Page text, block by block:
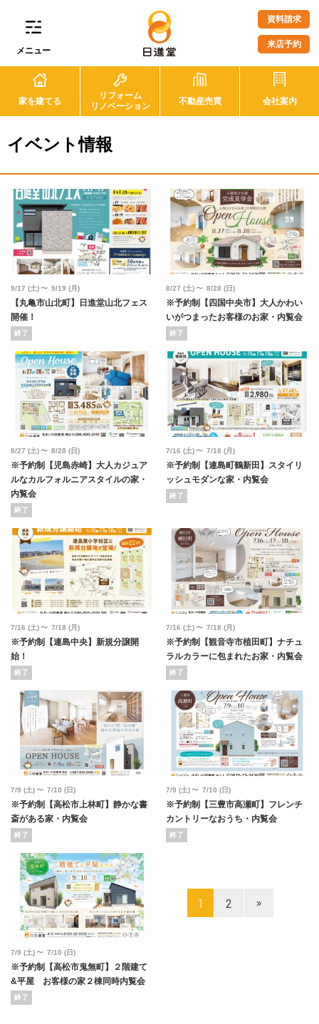
メニュー
資料請求
来店予約
家を建てる
リフォーム
リノベーション
不動産売買 会社案内
イベント情報
9/17 (土) 9/19 (月)
【丸亀市山北町】日進堂山北フェス
開催！
終了
8/27 (土) 8/28 (日)
※予約制【四国中央市】大人かわい
いがつまったお客様のお家・内覧会
終了
8/27 (土) 8/28 (日)
※予約制【児島赤崎】大人カジュア
ルなカルフォルニアスタイルの家・
内覧会
終了
7/16 (土) 7/18 (月)
※予約制【連島町鶴新田】スタイリ
ッシュモダンな家・内覧会
終了
7/16 (土) 7/18 (月)
※予約制【連島中央】新規分譲開
始！
終了
7/16 (土) 7/18 (月)
※予約制【観音寺市植田町】ナチュ
ラルカラーに包まれたお家・内覧会
終了
7/9 (土) 7/10 (日)
※予約制【高松市上林町】静かな書
斎がある家・内覧会
終了
7/9 (土) 7/10 (日)
※予約制【三豊市高瀬町】フレンチ
カントリーなおうち・内覧会
終了
7/9 (土) 7/10 (日)
※予約制【高松市鬼無町】２階建て
&平屋 お客様の家２棟同時内覧会
終了
1 2 »